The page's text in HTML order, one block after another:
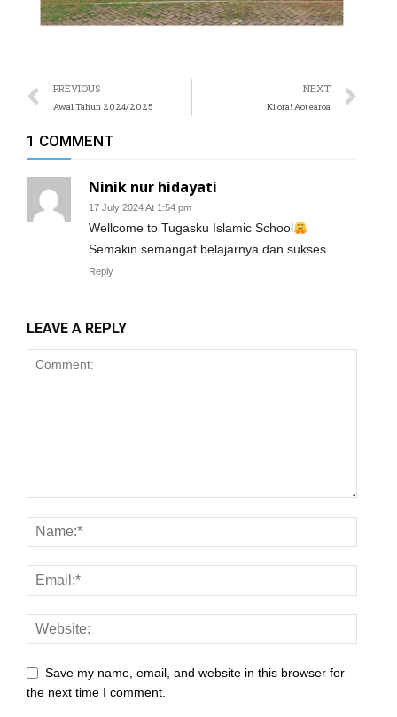
PREVIOUS
Awal Tahun 2024/2025
NEXT
Ki ora! Aotearoa
1 COMMENT
Ninik nur hidayati
17 July 2024 At 1:54 pm
Wellcome to Tugasku Islamic School
Semakin semangat belajarnya dan sukses
Reply
LEAVE A REPLY
Save my name, email, and website in this browser for
the next time I comment.